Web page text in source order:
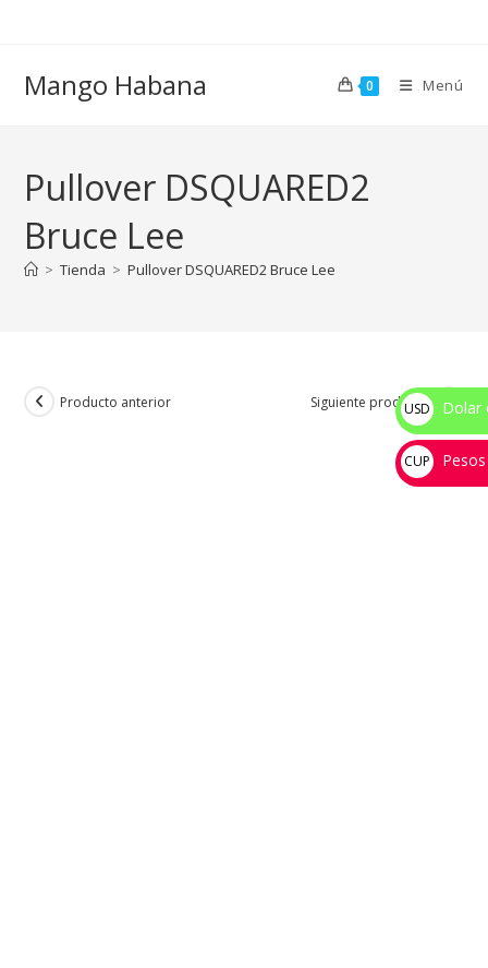
Mango Habana 0 Menú
Pullover DSQUARED2
Bruce Lee
> Tienda > Pullover DSQUARED2 Bruce Lee
Producto anterior Siguiente producto
USD
$
Dolar
CUP
💰
Pesos